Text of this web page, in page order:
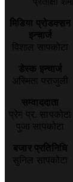
मिडिया प्रोडक्सन
इन्चार्ज
विशाल सापकोटा
डेस्क इन्चार्ज
अस्मिता पराजुली
सम्वाददाता
प्रेम प्र. सापकोटा
पुजा सापकोटा
बजार प्रतिनिधि
सुनिल सापकोटा